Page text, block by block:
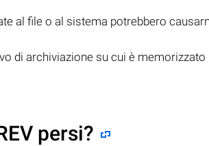
al file o al sistema potrebbero
di archiviazione su cui è
persi?